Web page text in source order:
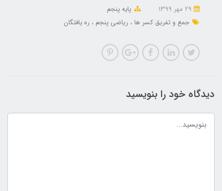
پایه پنجم
جمع و تفریق کسر ها
ریاضی پنجم ره یافتگان
دیدگاه خود را بنویسید